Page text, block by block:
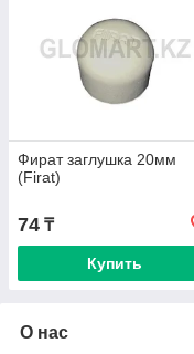
Фират заглушка 20мм
(Firat)
74 ₸
Купить
О нас